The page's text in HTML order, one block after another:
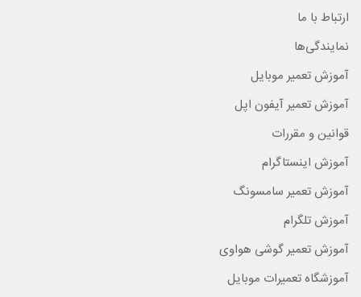
ارتباط با ما
نمایندگی‌ها
آموزش تعمیر موبایل
آموزش تعمیر آیفون اپل
قوانین و مقررات
آموزش اینستاگرام
آموزش تعمیر سامسونگ
آموزش تلگرام
آموزش تعمیر گوشی هواوی
آموزشگاه تعمیرات موبایل